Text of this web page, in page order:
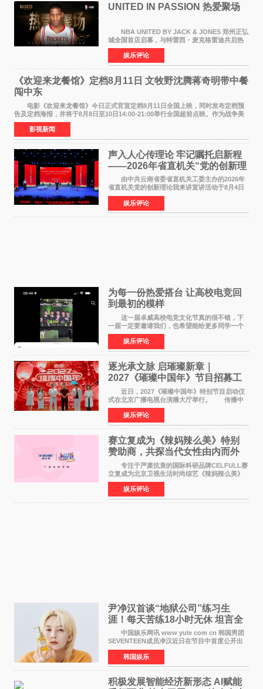
UNITED IN PASSION 热爱聚场
NBA UNITED BY JACK & JONES 郑州正弘
城全国首店启幕，与特雷西・麦克格雷迪共启热
爱 2026 年7 月21 日，
NBAUNITEDBYJACK&JONES 全国首店，于郑
州正弘城正式启幕。NBA 传奇球星
娱乐评论
《欢迎来龙餐馆》定档8月11日 文牧野沈腾蒋奇明带中餐
闯中东
电影《欢迎来龙餐馆》今日正式官宣定档8月11日全国上映，同时发布定档预
告及定档海报，并将于8月8日至10日14:00-21:00举行全国超前点映。作为战争美
食大片，影片讲述的是中国厨师徐福（沈腾
影视新闻
声入人心传理论 牢记嘱托启新程
——2026年省直机关“党的创新理
论我来讲”宣讲活动圆满落幕
由中共云南省委省直机关工委主办的2026年
省直机关党的创新理论我来讲宣讲活动于8月4日
至5日在昆明举办。活动以 "牢记嘱托 感恩奋进
开创云南发展新局面 "为主题，坚持以新时代中国
特色社会主义
娱乐评论
为每一份热爱搭台 让高校电竞回
到最初的模样
这一届卓威高校电竞文化节真的很不错，下
一届一定要邀请我们，也希望能给更多同学一个
来到现场的机会。 2026卓威高校电竞文化节
已经落下帷幕，在活动结束后，仍有不少高校电
竞社负责人和现
娱乐评论
逐光承文脉 启璀璨新章｜
2027《璀璨中国年》节目招募工
作圆满启动
近日，2027《璀璨中国年》特别节目启动仪
式在北京广播电视台演播大厅举行。 传播中
华优秀传统文化，弘扬纯正国风艺术，打造高规
格、高质感、正能量的文艺盛典，是璀璨中国年
矢志不渝的初心
娱乐评论
赛立复成为《辣妈辣么美》特别
赞助商，共探当代女性由内而外
活力美
专注于严肃抗衰的国际科研品牌CELFULL赛
立复成为北京卫视生活时尚综艺《辣妈辣么美》
的特别赞助商,明星辣妈袁咏仪倾情参与，向广大
都市女性传递健康生活新主张，寄语当代女性在
家庭与自我之间
娱乐评论
尹净汉首谈“地狱公司”练习生
涯！每天苦练18小时无休 坦言全
靠成员撑过来
中国娱乐网讯 www yule com cn 韩国男团
SEVENTEEN成员净汉近日在节目中首度公开出
道前的残酷练习生经历，并提及经纪公司Pledis
娱乐，引发广泛关注。 在8月2日播出的日本
TBS综艺节目《周
韩国娱乐
积极发展智能经济新形态 Al赋能